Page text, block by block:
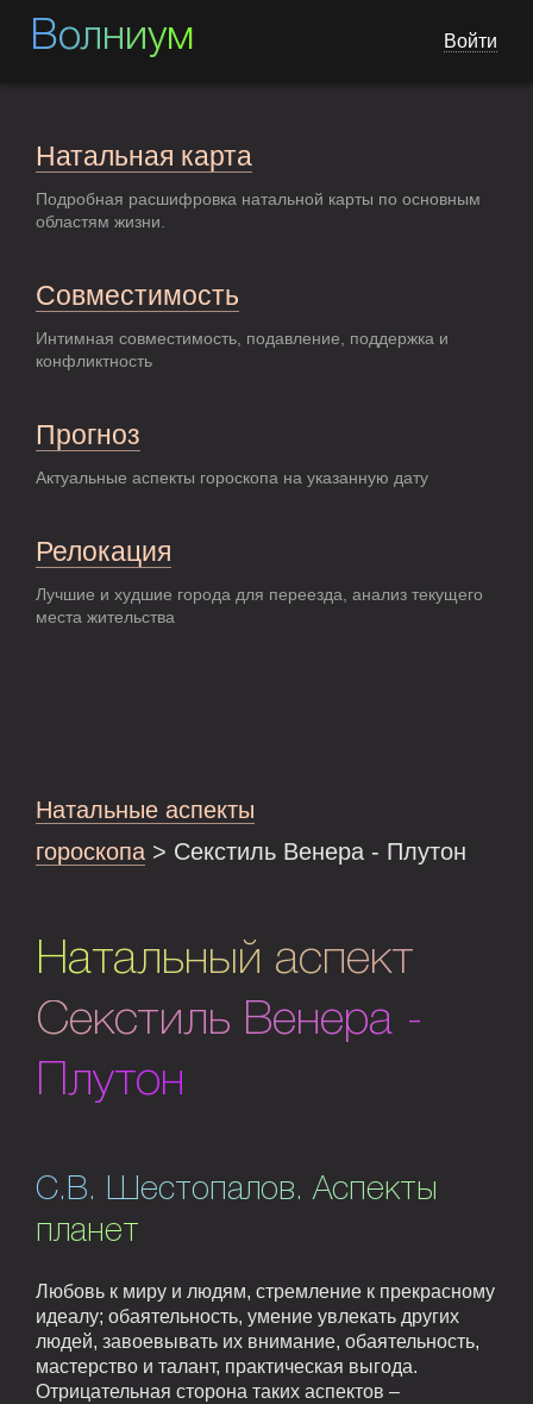
Волниум Войти
Натальная карта
Подробная расшифровка натальной карты по основным
областям жизни.
Совместимость
Интимная совместимость, подавление, поддержка и
конфликтность
Прогноз
Актуальные аспекты гороскопа на указанную дату
Релокация
Лучшие и худшие города для переезда, анализ текущего
места жительства
Натальные аспекты
гороскопа > Секстиль Венера - Плутон
Натальный аспект
Секстиль Венера -
Плутон
С.В. Шестопалов. Аспекты
планет
Любовь к миру и людям, стремление к прекрасному
идеалу; обаятельность, умение увлекать других
людей, завоевывать их внимание, обаятельность,
мастерство и талант, практическая выгода.
Отрицательная сторона таких аспектов –